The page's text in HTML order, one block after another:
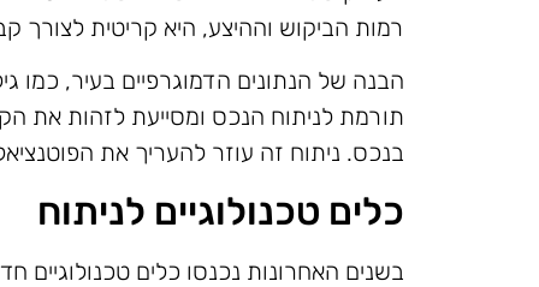
רמות הביקוש וההיצע, היא קריטית לצורך
הבנה של הנתונים הדמוגרפיים בעיר, כמו
תורמת לניתוח הנכס ומסייעת לזהות את
בנכס. ניתוח זה עוזר להעריך את
כלים טכנולוגיים לניתוח
בשנים האחרונות נכנסו כלים טכנולוגיים